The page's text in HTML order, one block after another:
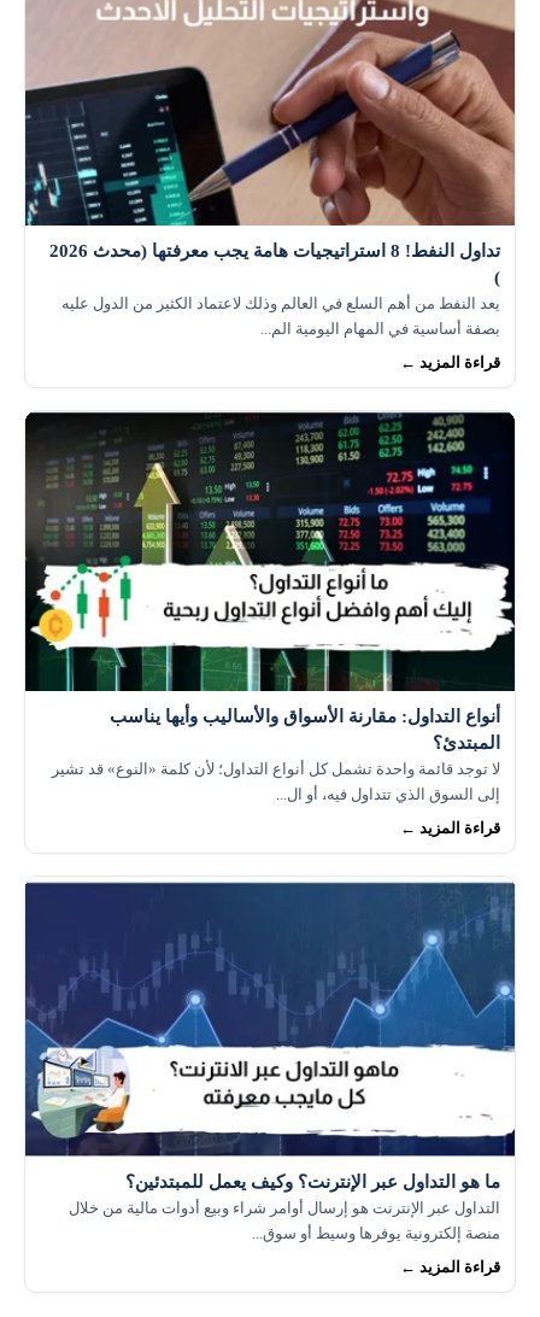
المتطورة بين الأصلين
تداول النفط! 8 استراتيجيات هامة يجب معرفتها (محدث 2026
)
يعد النفط من أهم السلع في العالم وذلك لاعتماد الكثير من الدول عليه
بصفة أساسية في المهام اليومية الم...
قراءة المزيد ←
أنواع التداول: مقارنة الأسواق والأساليب وأيها يناسب
المبتدئ؟
لا توجد قائمة واحدة تشمل كل أنواع التداول؛ لأن كلمة «النوع» قد تشير
إلى السوق الذي تتداول فيه، أو ال...
قراءة المزيد ←
ما هو التداول عبر الإنترنت؟ وكيف يعمل للمبتدئين؟
التداول عبر الإنترنت هو إرسال أوامر شراء وبيع أدوات مالية من خلال
منصة إلكترونية يوفرها وسيط أو سوق...
قراءة المزيد ←